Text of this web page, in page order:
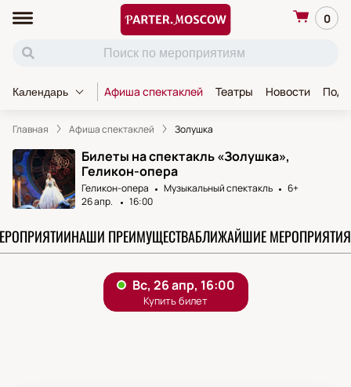
0
Календарь Афиша спектаклей Театры Новости
Главная Афиша спектаклей Золушка
Билеты на спектакль «Золушка»,
Геликон-опера
Геликон-опера Музыкальный спектакль
6+
26 апр.
16:00
НАШИ ПРЕИМУЩЕСТВАБЛИЖАЙШИЕ МЕРОПРИЯТИЯ